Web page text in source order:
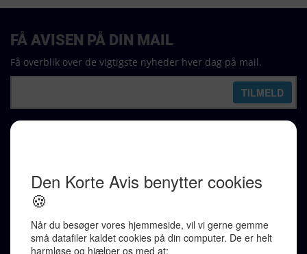
Karen Jespersen
Redaktionen kontaktes via mail til
redaktion@denkorteavis.dk
Telefonsvarer 20 30 10 96
Von Ostensgade 22, 2791 Dragør
FÅ AVISEN PÅ DIN MAIL
Få overblik over de vigtigste nyheder hver dag på mail.